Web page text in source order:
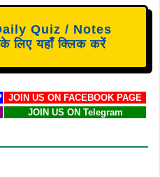
Quiz / Notes
लिए यहाँ क्लिक करें
JOIN US ON FACEBOOK PAGE
JOIN US ON Telegram